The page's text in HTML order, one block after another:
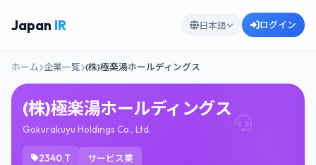
Japan IR 日本語 ログイン
ホーム 企業一覧 (株)極楽湯ホールディングス
(株)極楽湯ホールディングス
Gokurakuyu Holdings Co., Ltd.
2340.T サービス業